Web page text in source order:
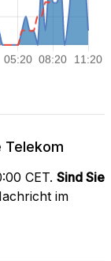
Telekom
CET. Sind Sie
im